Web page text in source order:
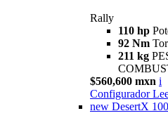
Rally
110 hp
92 Nm
211 kg
$560,600 mxn i
Configurador
new DesertX 100